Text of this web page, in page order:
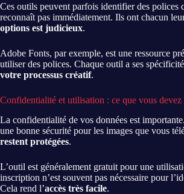
Ces outils peuvent parfois identifier des polices
reconnaît pas immédiatement. Ils ont chacun
options est judicieux.
Adobe Fonts, par exemple, est une ressource
utiliser des polices. Chaque outil a ses
votre processus créatif.
Confidentialité et utilisation : ce que vous devez
La confidentialité de vos données est
une bonne sécurité pour les images que vous
restent protégées.
L’outil est généralement gratuit pour une
inscription n’est souvent pas nécessaire pour
Cela rend l’accès très facile.